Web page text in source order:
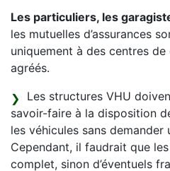
Les particuliers, les
les mutuelles d’assurances
uniquement à des centres
agréés.
Les structures VHU
savoir-faire à la disposition
les véhicules sans demander
Cependant, il faudrait que
complet, sinon d’éventuels